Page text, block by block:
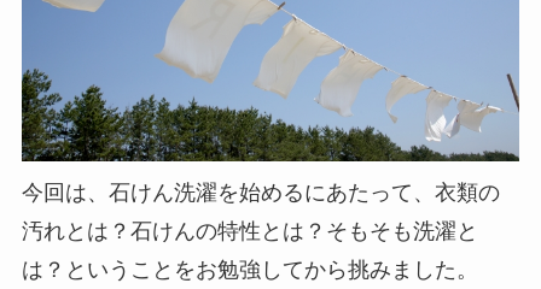
今回は、石けん洗濯を始めるにあたって、衣類の
汚れとは？石けんの特性とは？そもそも洗濯と
は？ということをお勉強してから挑みました。